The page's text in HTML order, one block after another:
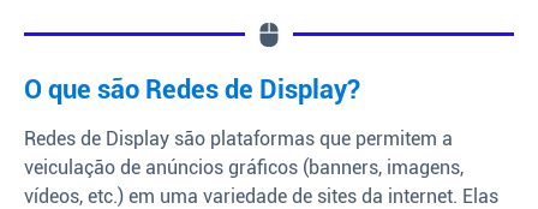
O que são Redes de Display?
Redes de Display são plataformas que permitem a
veiculação de anúncios gráficos (banners, imagens,
vídeos, etc.) em uma variedade de sites da internet. Elas